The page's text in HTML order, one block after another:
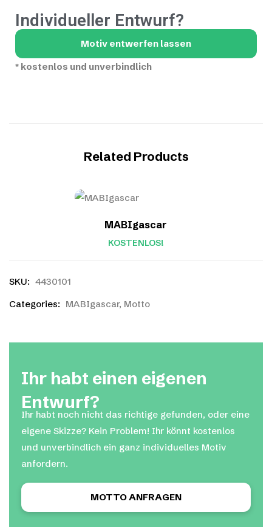
Individueller Entwurf?
Motiv entwerfen lassen
* kostenlos und unverbindlich
Related Products
MABIgascar
KOSTENLOS!
SKU: 4430101
Categories: MABIgascar, Motto
Ihr habt einen eigenen
Entwurf?
Ihr habt noch nicht das richtige gefunden, oder eine
eigene Skizze? Kein Problem! Ihr könnt kostenlos
und unverbindlich ein ganz individuelles Motiv
anfordern.
MOTTO ANFRAGEN